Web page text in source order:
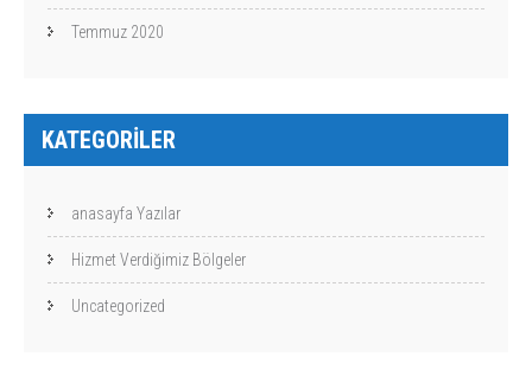
Temmuz 2020
KATEGORILER
anasayfa Yazılar
Hizmet Verdiğimiz Bölgeler
Uncategorized